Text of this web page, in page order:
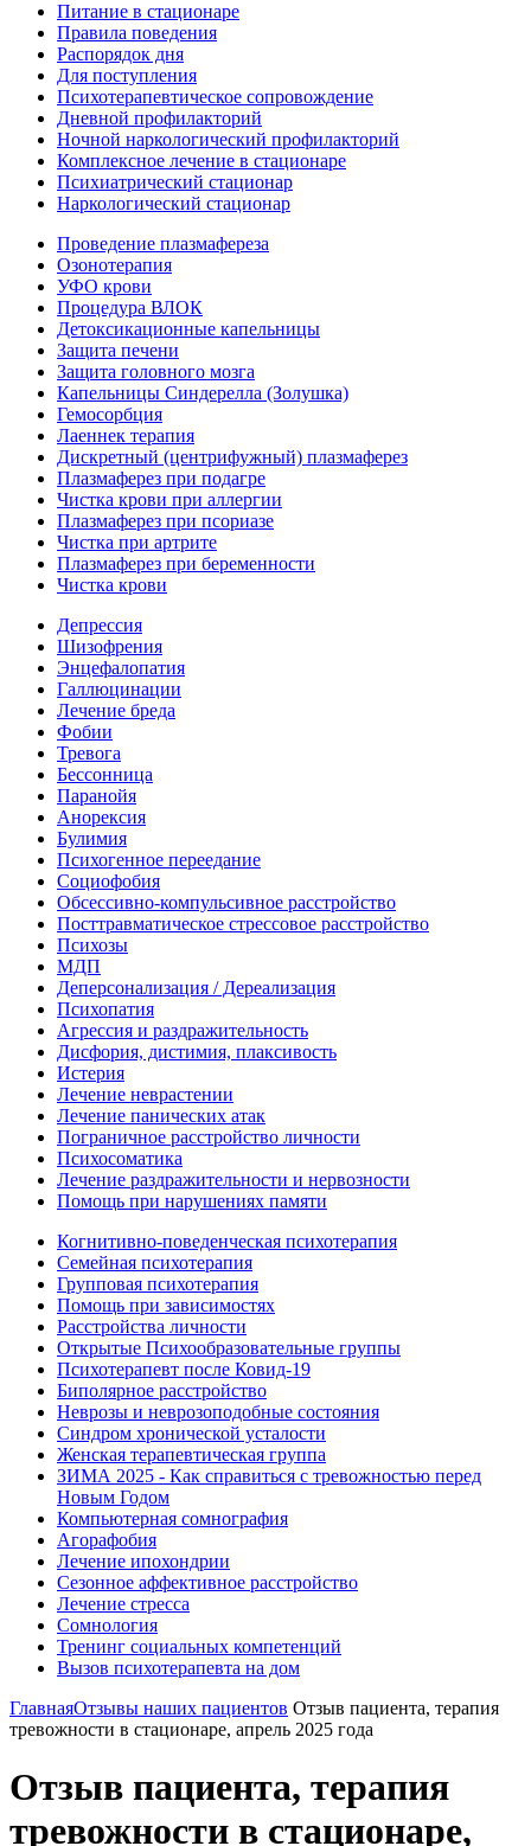
Питание в стационаре
Правила поведения
Распорядок дня
Для поступления
Психотерапевтическое сопровождение
Дневной профилакторий
Ночной наркологический профилакторий
Комплексное лечение в стационаре
Психиатрический стационар
Наркологический стационар
Проведение плазмафереза
Озонотерапия
УФО крови
Процедура ВЛОК
Детоксикационные капельницы
Защита печени
Защита головного мозга
Капельницы Синдерелла (Золушка)
Гемосорбция
Лаеннек терапия
Дискретный (центрифужный) плазмаферез
Плазмаферез при подагре
Чистка крови при аллергии
Плазмаферез при псориазе
Чистка при артрите
Плазмаферез при беременности
Чистка крови
Депрессия
Шизофрения
Энцефалопатия
Галлюцинации
Лечение бреда
Фобии
Тревога
Бессонница
Паранойя
Анорексия
Булимия
Психогенное переедание
Социофобия
Обсессивно-компульсивное расстройство
Посттравматическое стрессовое расстройство
Психозы
МДП
Деперсонализация / Дереализация
Психопатия
Агрессия и раздражительность
Дисфория, дистимия, плаксивость
Истерия
Лечение неврастении
Лечение панических атак
Пограничное расстройство личности
Психосоматика
Лечение раздражительности и нервозности
Помощь при нарушениях памяти
Когнитивно-поведенческая психотерапия
Семейная психотерапия
Групповая психотерапия
Помощь при зависимостях
Расстройства личности
Открытые Психообразовательные группы
Психотерапевт после Ковид-19
Биполярное расстройство
Неврозы и неврозоподобные состояния
Синдром хронической усталости
Женская терапевтическая группа
ЗИМА 2025 - Как справиться с тревожностью перед
Новым Годом
Компьютерная сомнография
Агорафобия
Лечение ипохондрии
Сезонное аффективное расстройство
Лечение стресса
Сомнология
Тренинг социальных компетенций
Вызов психотерапевта на дом
ГлавнаяОтзывы наших пациентов Отзыв пациента, терапия
тревожности в стационаре, апрель 2025 года
Отзыв пациента, терапия
тревожности в стационаре,